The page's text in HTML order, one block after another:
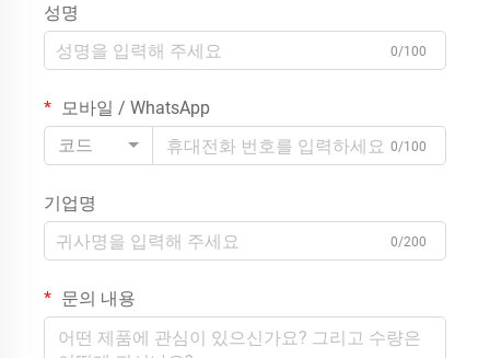
성명
0/100
모바일 / WhatsApp
코드
0/100
기업명
0/200
문의 내용